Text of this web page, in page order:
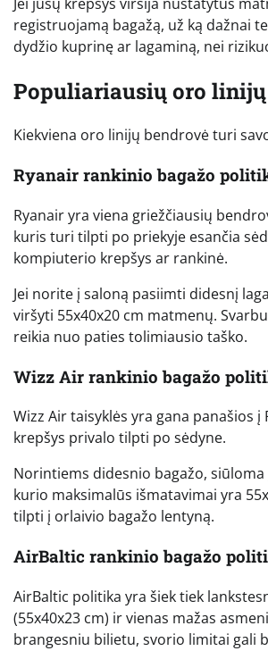
registruojamą bagažą, už ką dažnai
dydžio kuprinę ar lagaminą, nei
Populiariausių oro
Kiekviena oro linijų bendrovė turi
Ryanair rankinio bagažo
Ryanair yra viena griežčiausių
kuris turi tilpti po priekyje esančia
kompiuterio krepšys ar rankinė.
Jei norite į saloną pasiimti didesnį
viršyti 55x40x20 cm matmenų.
reikia nuo paties tolimiausio taško.
Wizz Air rankinio bagažo
Wizz Air taisyklės yra gana panašios
krepšys privalo tilpti po sėdyne.
Norintiems didesnio bagažo,
kurio maksimalūs išmatavimai yra
tilpti į orlaivio bagažo lentyną.
AirBaltic rankinio bagažo
AirBaltic politika yra šiek tiek
(55x40x23 cm) ir vienas mažas
brangesniu bilietu, svorio limitai gali